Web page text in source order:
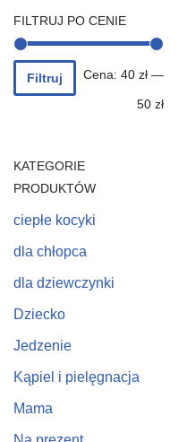
FILTRUJ PO CENIE
Filtruj Cena:40 zł —
50 zł
KATEGORIE
PRODUKTÓW
ciepłe kocyki
dla chłopca
dla dziewczynki
Dziecko
Jedzenie
Kąpiel i pielęgnacja
Mama